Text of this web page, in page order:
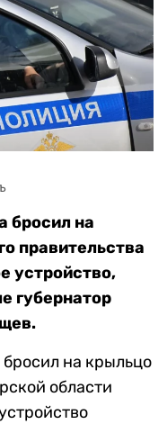
бросил на
правительства
устройство,
губернатор
на крыльцо
области